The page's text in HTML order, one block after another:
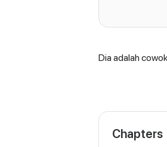
Synopsis
Dia adalah
Chapters